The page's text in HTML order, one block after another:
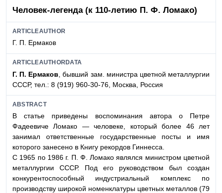
Человек-легенда (к 110-летию П. Ф. Ломако)
ARTICLEAUTHOR
Г. П. Ермаков
ARTICLEAUTHORDATA
Г. П. Ермаков , бывший зам. министра цветной металлургии
СССР, тел.: 8 (919) 960-30-76, Москва, Россия
ABSTRACT
В статье приведены воспоминания автора о Петре
Фадеевиче Ломако — человеке, который более 46 лет
занимал ответственные государственные посты и имя
которого занесено в Книгу рекордов Гиннесса.
С 1965 по 1986 г. П. Ф. Ломако являлся министром цветной
металлургии СССР. Под его руководством был создан
конкурентоспособный индустриальный комплекс по
производству широкой номенклатуры цветных металлов (79